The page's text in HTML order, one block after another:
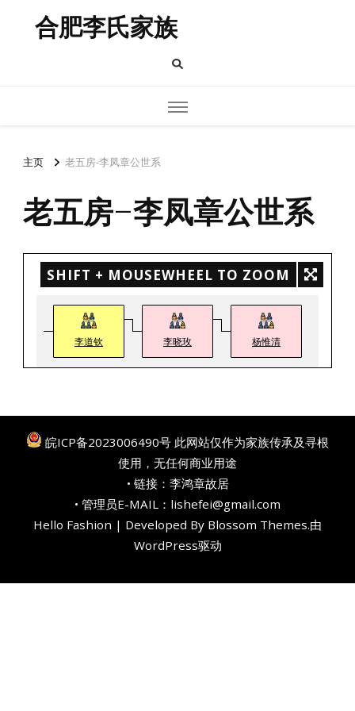
合肥李氏家族
主页 老五房-李凤章公世系
老五房-李凤章公世系
SHIFT + MOUSEWHEEL TO ZOOM
李道钦 李晓玫 杨惟清
皖ICP备2023006490号 此网站仅作为家族传承及寻根
使用，无任何商业用途
• 链接： 李鸿章故居
• 管理员E-MAIL：lishefei@gmail.com
Hello Fashion | Developed By Blossom Themes.由
WordPress驱动